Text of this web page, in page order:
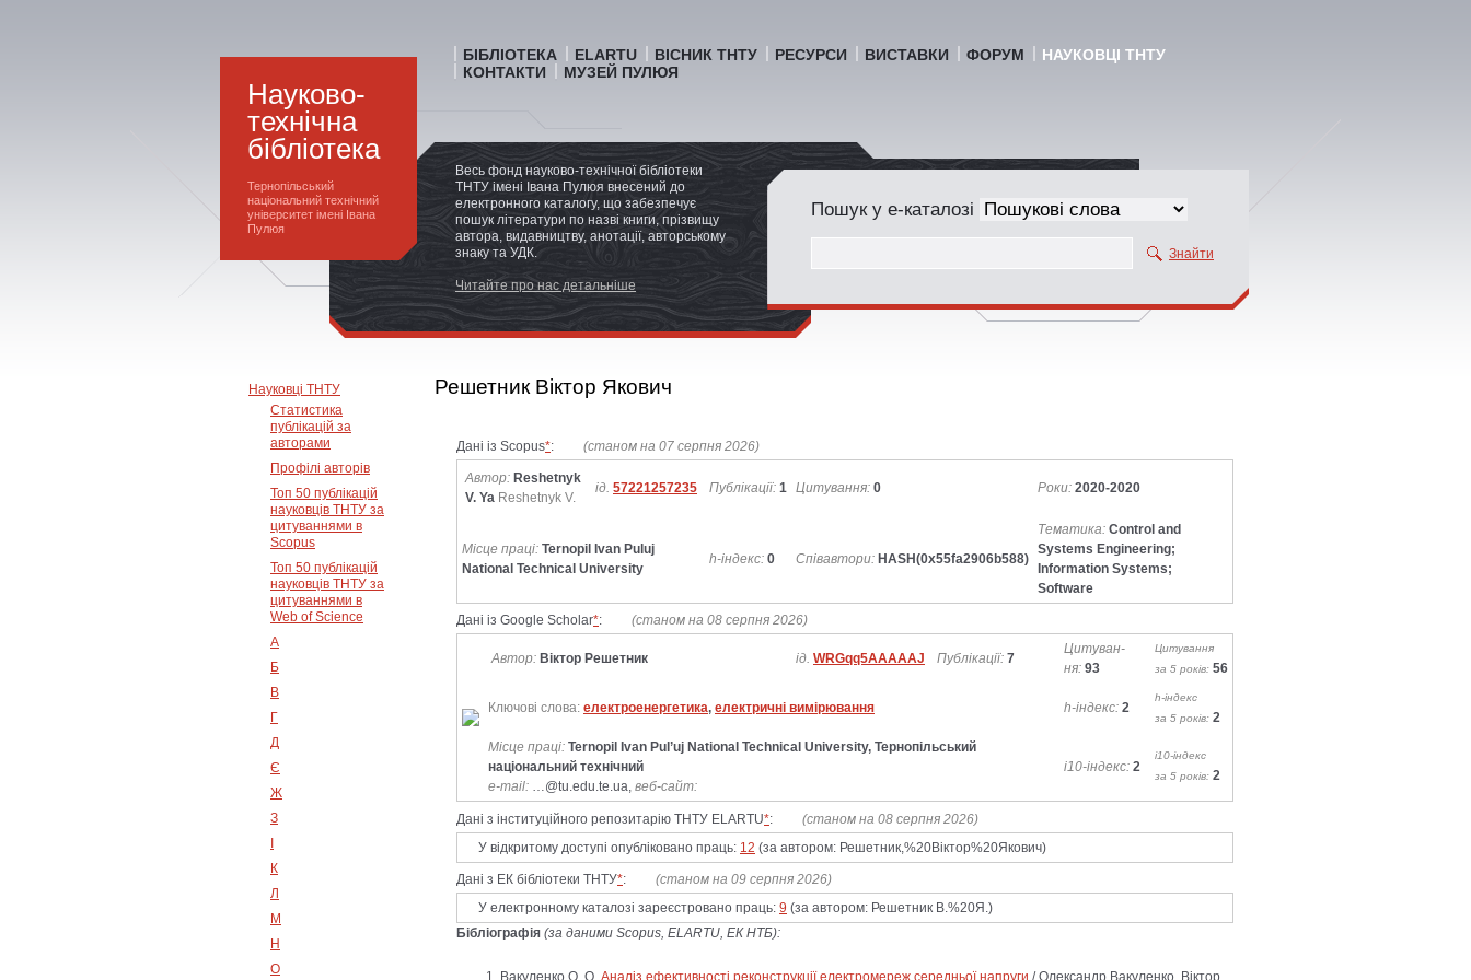
Науково-
технічна
бібліотека
Тернопільський
національний технічний
університет імені Івана
Пулюя
БІБЛІОТЕКА ELARTU ВІСНИК ТНТУ РЕСУРСИ ВИСТАВКИ ФОРУМ
НАУКОВЦІ ТНТУ
КОНТАКТИ
МУЗЕЙ ПУЛЮЯ
Весь фонд науково-технічної бібліотеки
ТНТУ імені Івана Пулюя внесений до
електронного каталогу, що забезпечує
пошук літератури по назві книги, прізвищу
автора, видавництву, анотації, авторському
знаку та УДК.
Читайте про нас детальніше
Пошук у е-каталозі
Знайти
Науковці ТНТУ
Статистика
публікацій за
авторами
Профілі авторів
Топ 50 публікацій
науковців ТНТУ за
цитуваннями в
Scopus
Топ 50 публікацій
науковців ТНТУ за
цитуваннями в
Web of Science
А
Б
В
Г
Д
Є
Ж
З
К
Л
М
Н
О
Решетник Віктор Якович
Дані із Scopus*: (станом на 07 серпня 2026)
Автор: Reshetnyk
V. Ya Reshetnyk V.
ід. 57221257235 Публікації: 1 Цитування: 0 Роки: 2020-2020
Місце праці: Ternopil Ivan Puluj
National Technical University
h-індекс: 0 Співавтори: HASH(0x55fa2906b588)
Тематика: Control and
Systems Engineering;
Information Systems;
Software
Дані із Google Scholar*: (станом на 08 серпня 2026)
Автор: Віктор Решетник ід. WRGqq5AAAAAJ Пу­блі­ка­ції: 7
Ци­ту­ван­
ня: 93
Цитування
за 5 років: 56
Ключові слова: електроенергетика, електричні вимірювання h-індекс: 2
h-індекс
за 5 років: 2
Місце праці: Ternopil Ivan Pul’uj National Technical University, Тернопільський
національний технічний
e-mail: …@tu.edu.te.ua, веб-сайт:
i10-індекс: 2
i10-індекс
за 5 років: 2
Дані з інституційного репозитарію ТНТУ ELARTU*: (станом на 08 серпня 2026)
У відкритому доступі опубліковано праць: 12 (за автором: Решетник,%20Віктор%20Якович)
Дані з ЕК бібліотеки ТНТУ*: (станом на 09 серпня 2026)
У електронному каталозі зареєстровано праць: 9 (за автором: Решетник В.%20Я.)
Бібліографія (за даними Scopus, ELARTU, ЕК НТБ):
Вакуленко О. О. Аналіз ефективності реконструкції електромереж середньої напруги / Олександр Вакуленко, Віктор